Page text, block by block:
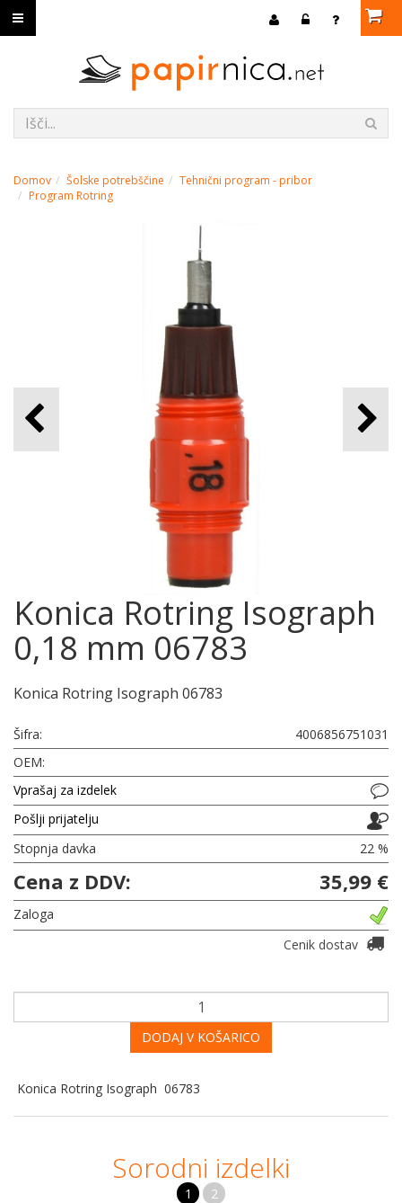
Domov Šolske potrebščine
Tehnični program - pribor
Program Rotring
Konica Rotring Isograph
0,18 mm 06783
Konica Rotring Isograph 06783
Šifra:
4006856751031
OEM:
Vprašaj za izdelek
Pošlji prijatelju
Stopnja davka
22 %
Cena z DDV: 35,99 €
Zaloga
Cenik dostav
DODAJ V KOŠARICO
Konica Rotring Isograph 06783
Sorodni izdelki
1 2